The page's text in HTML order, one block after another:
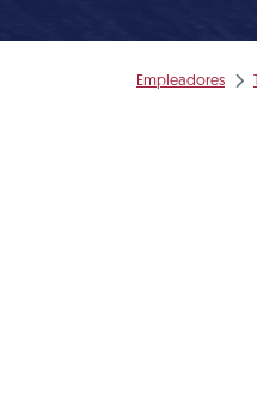
Empleadores